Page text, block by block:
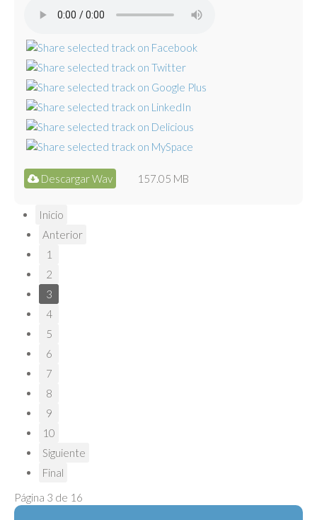
Descargar Wav 157.05 MB
Inicio
Anterior
1
2
3
4
5
6
7
8
9
10
Siguiente
Final
Página 3 de 16